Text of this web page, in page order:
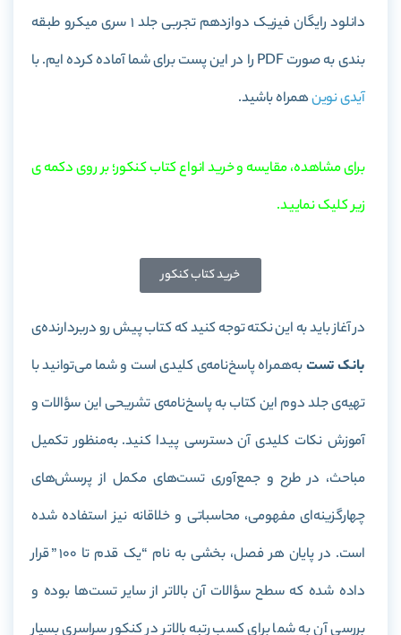
دانلود رایگان فیزیک دوازدهم تجربی جلد 1 سری میکرو طبقه
بندی به صورت PDF را در این پست برای شما آماده کرده ایم. با
آیدی نوینهمراه باشید.
برای مشاهده، مقایسه و خرید انواع کتاب کنکور؛ بر روی دکمه ی
زیر کلیک نمایید.
خرید کتاب کنکور
در آغاز باید به این نکته توجه کنید که کتاب پیش رو دربردارنده‌ی
بانک تستبه‌همراه پاسخ‌نامه‌ی کلیدی است و شما می‌توانید با
تهیه‌ی جلد دوم این کتاب به پاسخ‌نامه‌ی تشریحی این سؤالات و
آموزش نکات کلیدی آن دسترسی پیدا کنید. به‌منظور تکمیل
مباحث، در طرح و جمع‌آوری تست‌های مکمل از پرسش‌های
چهارگزینه‌ای مفهومی، محاسباتی و خلاقانه نیز استفاده شده
است. در پایان هر فصل، بخشی به نام “یک قدم تا 100” قرار
داده شده که سطح سؤالات آن بالاتر از سایر تست‌ها بوده و
بررسی آن به شما برای کسب رتبه بالاتر در کنکور سراسری بسیار